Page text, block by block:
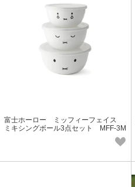
富士ホーロー ミッフィーフェイス
ミキシングボール3点セット MFF-3M